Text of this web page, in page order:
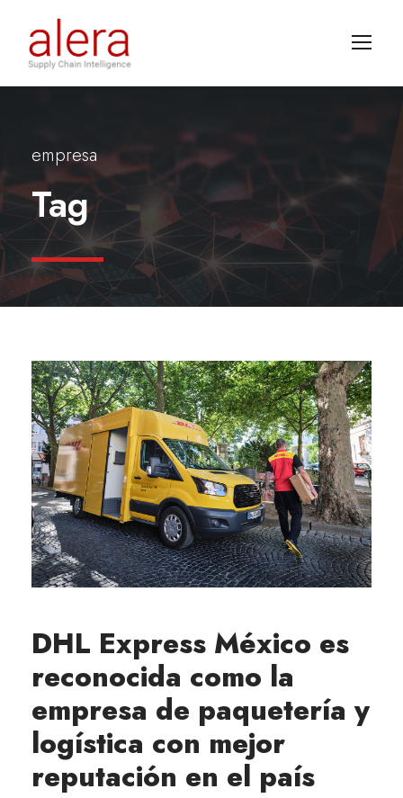
empresa
Tag
DHL Express México es
reconocida como la
empresa de paquetería y
logística con mejor
reputación en el país